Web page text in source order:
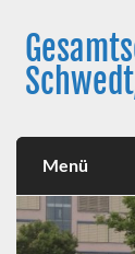
content
Menü